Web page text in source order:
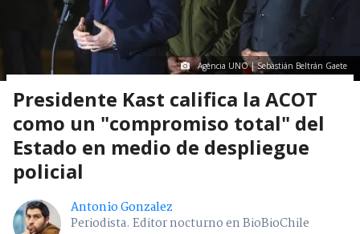
Agencia UNO | Sebastián Beltrán Gaete
Presidente Kast califica la ACOT
como un "compromiso total" del
Estado en medio de despliegue
policial
Antonio Gonzalez
Periodista. Editor nocturno en BioBioChile